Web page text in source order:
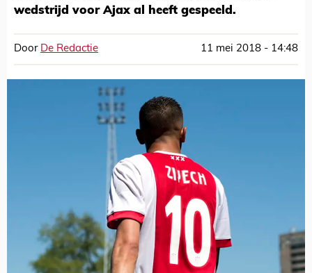
wedstrijd voor Ajax al heeft gespeeld.
Door De Redactie 11 mei 2018 - 14:48